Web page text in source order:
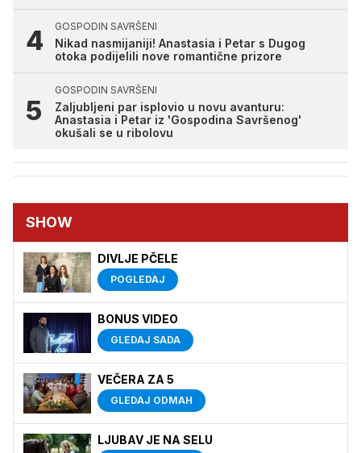
GOSPODIN SAVRŠENI
Nikad nasmijaniji! Anastasia i Petar s Dugog
otoka podijelili nove romantične prizore
GOSPODIN SAVRŠENI
Zaljubljeni par isplovio u novu avanturu:
Anastasia i Petar iz 'Gospodina Savršenog'
okušali se u ribolovu
SHOW
DIVLJE PČELE
POGLEDAJ
BONUS VIDEO
GLEDAJ SADA
VEČERA ZA 5
GLEDAJ ODMAH
LJUBAV JE NA SELU